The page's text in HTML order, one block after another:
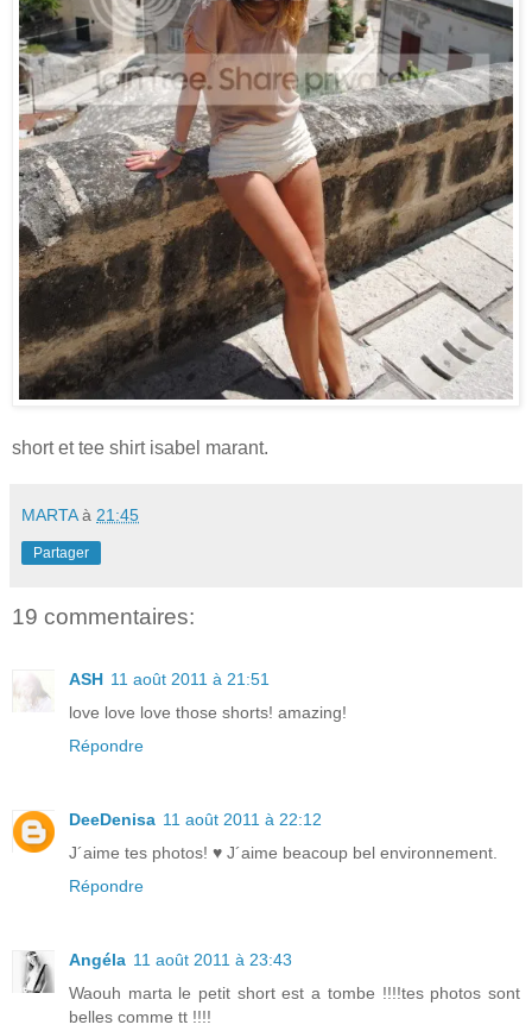
short et tee shirt isabel marant.
MARTA à 21:45
Partager
19 commentaires:
ASH 11 août 2011 à 21:51
love love love those shorts! amazing!
Répondre
DeeDenisa 11 août 2011 à 22:12
J´aime tes photos! ♥ J´aime beacoup bel environnement.
Répondre
Angéla 11 août 2011 à 23:43
Waouh marta le petit short est a tombe !!!!tes photos sont
belles comme tt !!!!